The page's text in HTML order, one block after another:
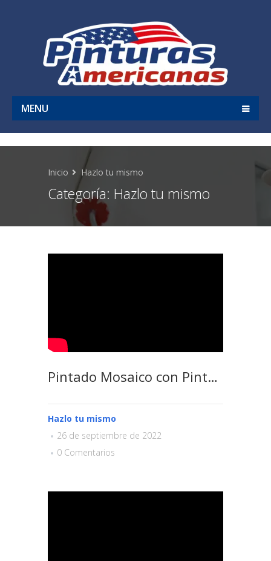
MENU
Categoría: Hazlo tu mismo
Inicio Hazlo tu mismo
Pintado Mosaico con Pinturas Americanas
Hazlo tu mismo
26 de septiembre de 2022
0 Comentarios